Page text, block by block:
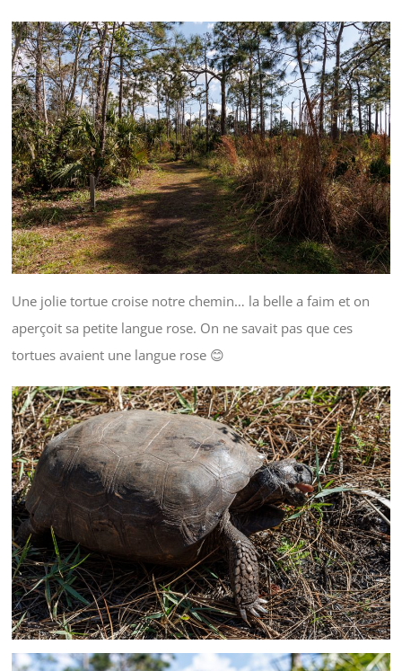
Une jolie tortue croise notre chemin… la belle a faim et on
aperçoit sa petite langue rose. On ne savait pas que ces
tortues avaient une langue rose 😊